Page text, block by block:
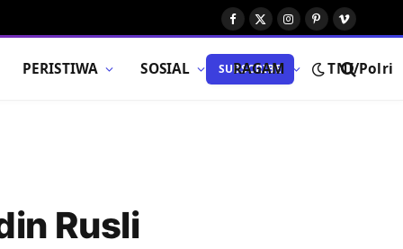
Facebook
X
Instagram
Pinterest
Vimeo
PERISTIWA SOSIAL RAGAM TNI/Polri
SUBSCRIBE
Rusli